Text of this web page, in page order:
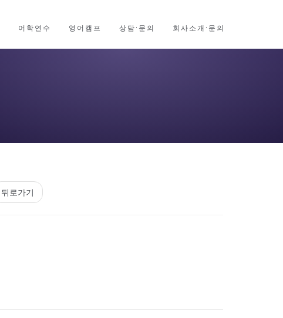
어학연수 영어캠프 상담·문의 회사소개·문의
뒤로가기